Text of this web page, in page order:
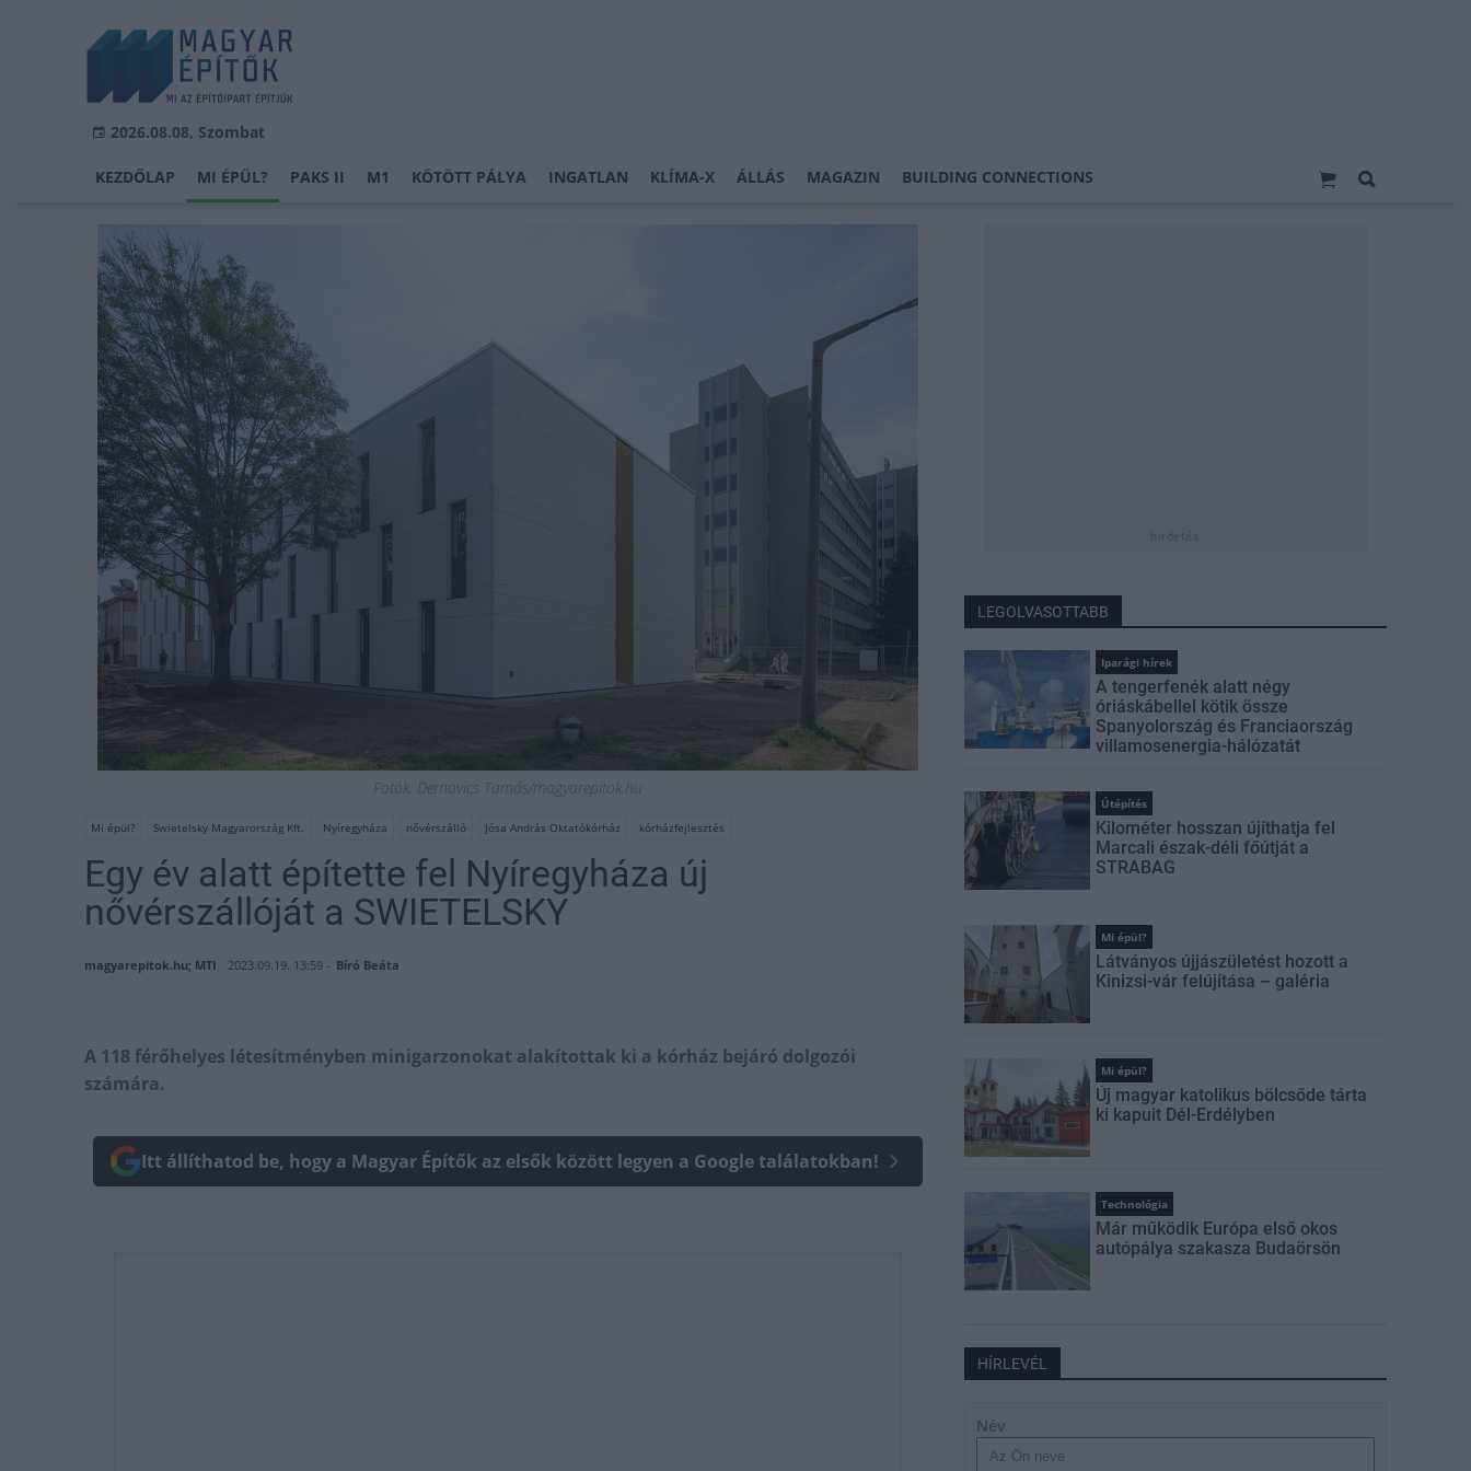
2026.08.08, Szombat
KEZDŐLAP MI ÉPÜL? PAKS II M1 KÖTÖTT PÁLYA INGATLAN KLÍMA-X ÁLLÁS MAGAZIN BUILDING CONNECTIONS
Fotók: Dernovics Tamás/magyarepitok.hu
Mi épül? Swietelsky Magyarország Kft. Nyíregyháza nővérszálló Jósa András Oktatókórház kórházfejlesztés
Egy év alatt építette fel Nyíregyháza új
nővérszállóját a SWIETELSKY
magyarepitok.hu; MTI 2023.09.19. 13:59 - Bíró Beáta
A 118 férőhelyes létesítményben minigarzonokat alakítottak ki a kórház bejáró dolgozói
számára.
Itt állíthatod be, hogy a Magyar Építők az elsők között legyen a Google találatokban!
LEGOLVASOTTABB
Iparági hírek
A tengerfenék alatt négy
óriáskábellel kötik össze
Spanyolország és Franciaország
villamosenergia-hálózatát
Útépítés
Kilométer hosszan újíthatja fel
Marcali észak-déli főútját a
STRABAG
Mi épül?
Látványos újjászületést hozott a
Kinizsi-vár felújítása – galéria
Mi épül?
Új magyar katolikus bölcsőde tárta
ki kapuit Dél-Erdélyben
Technológia
Már működik Európa első okos
autópálya szakasza Budaörsön
HÍRLEVÉL
Név